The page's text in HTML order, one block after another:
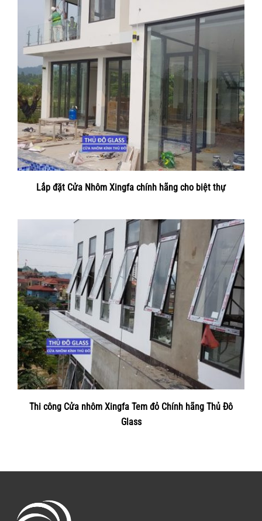
Lắp đặt Cửa Nhôm Xingfa chính hãng cho biệt thự
Thi công Cửa nhôm Xingfa Tem đỏ Chính hãng Thủ Đô
Glass